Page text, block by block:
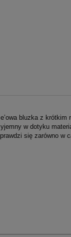
bluzka z krótkim
w dotyku
się zarówno w